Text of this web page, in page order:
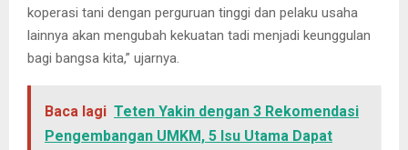
koperasi tani dengan perguruan tinggi dan pelaku usaha
lainnya akan mengubah kekuatan tadi menjadi keunggulan
bagi bangsa kita,” ujarnya.
Baca lagi Teten Yakin dengan 3 Rekomendasi
Pengembangan UMKM, 5 Isu Utama Dapat